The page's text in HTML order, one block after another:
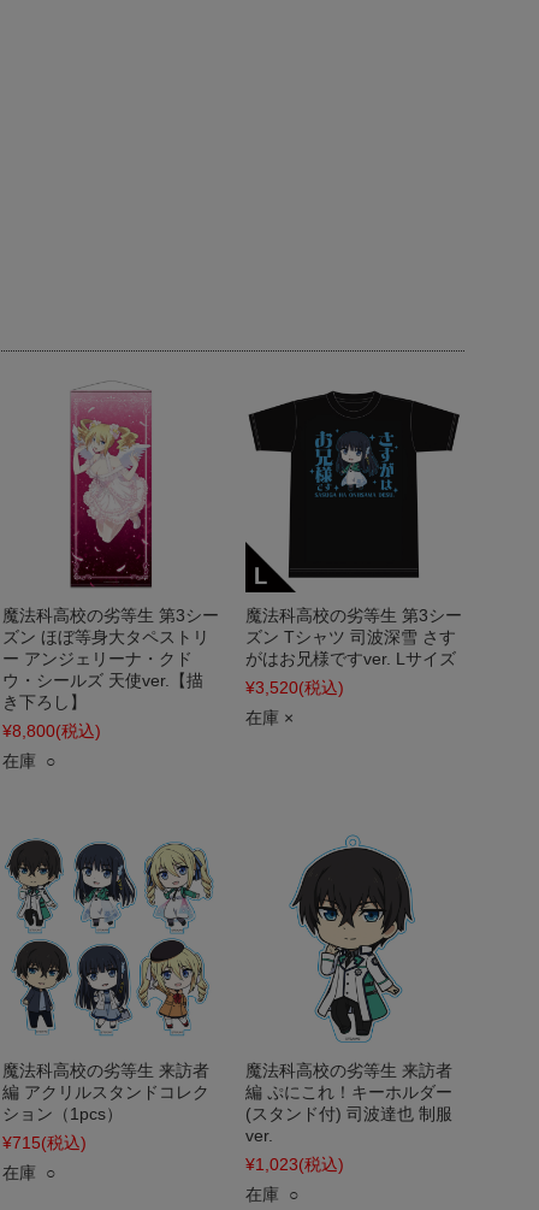
魔法科高校の劣等生 第3シー
ズン ほぼ等身大タペストリ
ー アンジェリーナ・クド
ウ・シールズ 天使ver.【描
き下ろし】
¥8,800(税込)
在庫 ○
魔法科高校の劣等生 第3シー
ズン Tシャツ 司波深雪 さす
がはお兄様ですver. Lサイズ
¥3,520(税込)
在庫 ×
魔法科高校の劣等生 来訪者
編 アクリルスタンドコレク
ション（1pcs）
¥715(税込)
在庫 ○
魔法科高校の劣等生 来訪者
編 ぷにこれ！キーホルダー
(スタンド付) 司波達也 制服
ver.
¥1,023(税込)
在庫 ○